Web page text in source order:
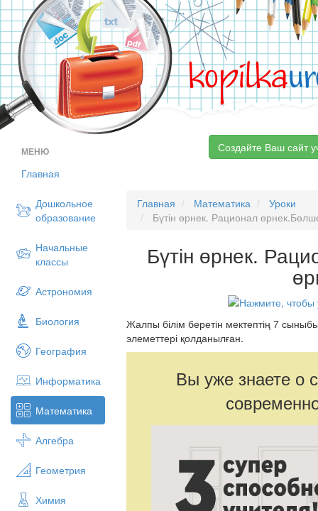
kopilka
МЕНЮ
Главная
Дошкольное
образование
Начальные
классы
Астрономия
Биология
География
Информатика
Математика
Алгебра
Геометрия
Химия
Создайте Ваш сайт
Главная Математика
Уроки
Бүтін өрнек. Рационал
Бүтін өрнек.
Жалпы білім беретін мектептің 7
элеметтері қолданылған.
Вы уже знаете о